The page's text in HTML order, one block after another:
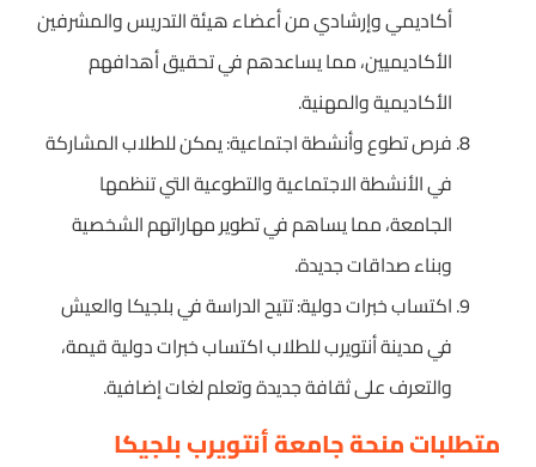
أكاديمي وإرشادي من أعضاء هيئة التدريس والمشرفين
الأكاديميين، مما يساعدهم في تحقيق أهدافهم
الأكاديمية والمهنية.
فرص تطوع وأنشطة اجتماعية: يمكن للطلاب المشاركة
في الأنشطة الاجتماعية والتطوعية التي تنظمها
الجامعة، مما يساهم في تطوير مهاراتهم الشخصية
وبناء صداقات جديدة.
اكتساب خبرات دولية: تتيح الدراسة في بلجيكا والعيش
في مدينة أنتويرب للطلاب اكتساب خبرات دولية قيمة،
والتعرف على ثقافة جديدة وتعلم لغات إضافية.
متطلبات منحة جامعة أنتويرب بلجيكا